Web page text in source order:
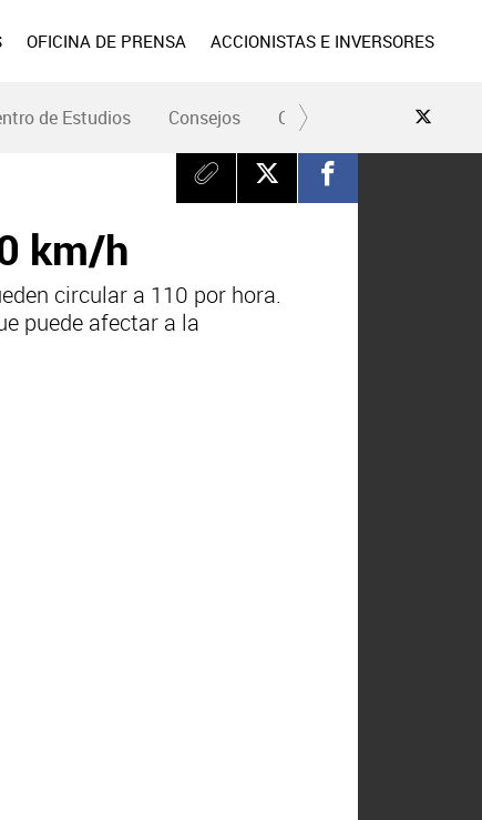
OFICINA DE PRENSA ACCIONISTAS E INVERSORES
de Estudios Consejos Conduce Seguro
km/h
circular a 110 por hora.
puede afectar a la